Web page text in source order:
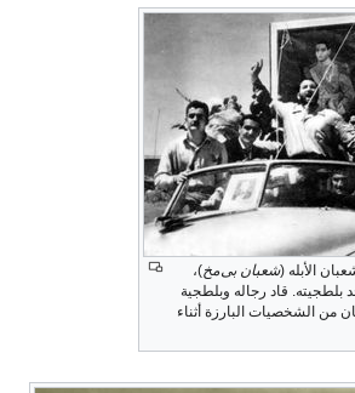
الأبله (شعبان بی‌مخ)،
بلطجيته. قاد رجاله وبلطجية
من الشخصيات البارزة أثناء